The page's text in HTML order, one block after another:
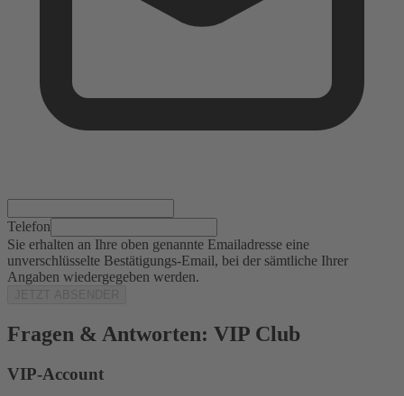
Telefon
Sie erhalten an Ihre oben genannte Emailadresse eine
unverschlüsselte Bestätigungs-Email, bei der sämtliche Ihrer
Angaben wiedergegeben werden.
Fragen & Antworten: VIP Club
VIP-Account